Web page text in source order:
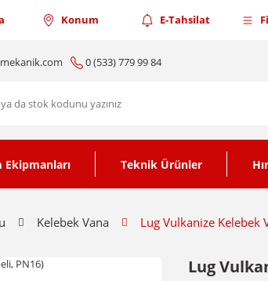
Konum E-Tahsilat
0 (533) 779 99 84
Ekipmanları Teknik Ürünler
Kelebek Vana Lug Vulkanize Kelebek
Lug